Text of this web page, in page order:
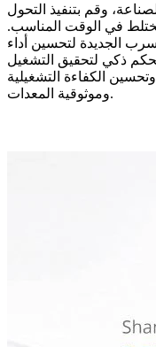
وقم بتنفيذ التحول
في الوقت المناسب.
الجديدة لتحسين أداء
ذكي لتحقيق التشغيل
الكفاءة التشغيلية
وموثوقية المعدات.